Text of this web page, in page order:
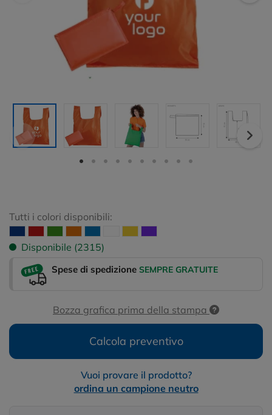
Tutti i colori disponibili:
Disponibile (2315)
Spese di spedizione SEMPRE GRATUITE
Bozza grafica prima della stampa
Calcola preventivo
Vuoi provare il prodotto?
ordina un campione neutro